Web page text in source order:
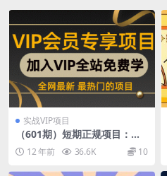
实战VIP项目
（601期）短期正规项目：利
用高德地图推出的送话费，送
流量的活动，免费获取100元
话费
12 年前 36.6K 10